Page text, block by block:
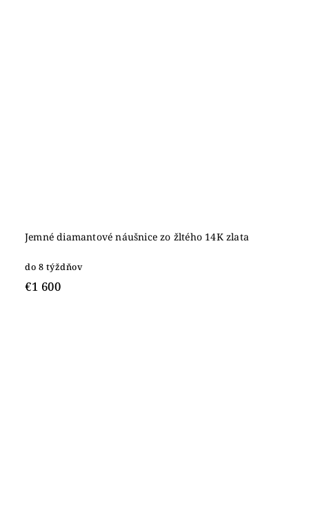
Jemné diamantové náušnice zo žltého 14K zlata
do 8 týždňov
€1 600